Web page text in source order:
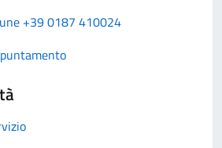
+39 0187 410024